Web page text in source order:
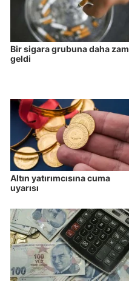
Bir sigara grubuna daha zam
geldi
Altın yatırımcısına cuma
uyarısı